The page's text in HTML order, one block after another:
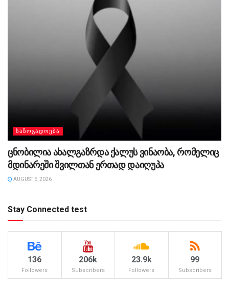
ᲡᲐᲖᲝᲒᲐᲓᲝᲔᲑᲐ
ცნობილია ახალგაზრდა ქალუს ვინაობა, რომელიც
მდინარეში შვილთან ერთად დაიღუპა
AUGUST 6, 2026
Stay Connected test
136
Followers
206k
Subscribers
23.9k
Followers
99
Subscribers